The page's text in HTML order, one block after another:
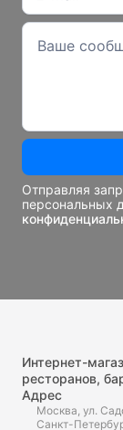
Отправляя
персональных
Интернет-
ресторанов,
Адрес
Москва, ул.
Санкт-